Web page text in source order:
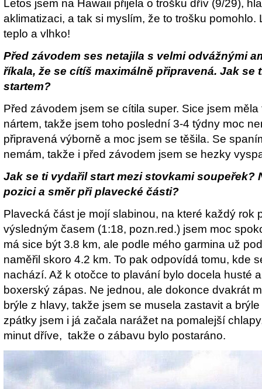
Letos jsem na Hawaii přijela o trošku dřív (9/29),
aklimatizaci, a tak si myslím, že to trošku pomohlo.
teplo a vlhko!
Před závodem ses netajila s velmi odvážnými
říkala, že se cítíš maximálně připravená. Jak se
startem?
Před závodem jsem se cítila super. Sice jsem
nártem, takže jsem toho poslední 3-4 týdny moc
připravená výborně a moc jsem se těšila. Se
nemám, takže i před závodem jsem se hezky
Jak se ti vydařil start mezi stovkami soupeřek?
pozici a směr při plavecké části?
Plavecká část je mojí slabinou, na které každý rok
výsledným časem (1:18, pozn.red.) jsem moc
má sice být 3.8 km, ale podle mého garmina už
naměřil skoro 4.2 km. To pak odpovídá tomu, kde
nachází. Až k otočce to plavání bylo docela husté
boxerský zápas. Ne jednou, ale dokonce dvakrát
brýle z hlavy, takže jsem se musela zastavit a
zpátky jsem i já začala narážet na pomalejší
minut dříve, takže o zábavu bylo postaráno.